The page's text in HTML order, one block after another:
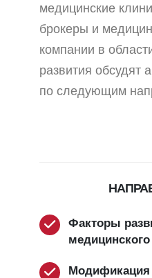
медицинские
брокеры и
компании в
развития обсудят
по следующим
Факторы
Модификация